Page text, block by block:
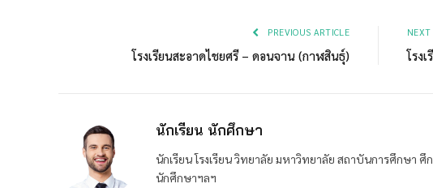
PREVIOUS ARTICLE
โรงเรียนสะอาดไชยศรี – ดอนจาน (กาฬสินธุ์)
NEXT
โรง
นักเรียน นักศึกษา
นักเรียน โรงเรียน วิทยาลัย มหาวิทยาลัย สถาบันการศึกษา
นักศึกษาฯลฯ